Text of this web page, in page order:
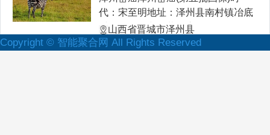
代：宋至明地址：泽州县南村镇冶底
村西隅据碑文记载，庙
山西省晋城市泽州县
Copyright © 智能聚合网 All Rights Reserved